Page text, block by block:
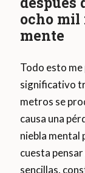
ocho mil
mente
Todo esto me
significativo
metros se
causa una
niebla mental
cuesta
sencillas,